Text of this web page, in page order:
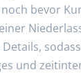
bevor
und